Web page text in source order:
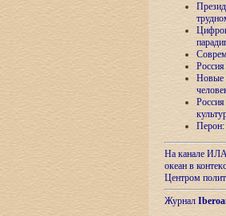
Новые
Перон:
На канале
океан в
Центром
Журнал